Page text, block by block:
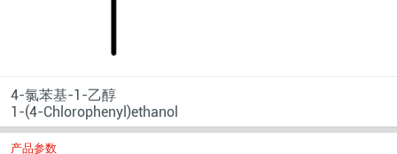
4-氯苯基-1-乙醇
1-(4-Chlorophenyl)ethanol
产品参数